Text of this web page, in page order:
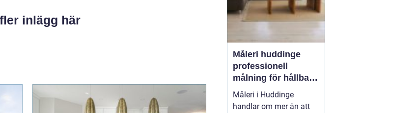
inlägg här
leta...
Måleri huddinge
professionell
målning för hållbara
resultat
Måleri i Huddinge
handlar om mer än att